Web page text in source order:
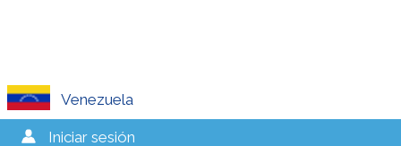
Venezuela
Iniciar sesión